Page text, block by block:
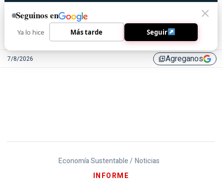
7/8/2026 library_addAgreganos
Economía Sustentable / Noticias
INFORME
Seguinos en
Ya lo hice Más tarde Seguir